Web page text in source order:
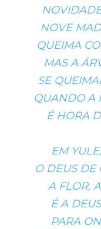
NOVE
QUEIMA
MAS A
SE
QUANDO A
É HORA
EM
O DEUS DE
A FLOR,
É A
PARA